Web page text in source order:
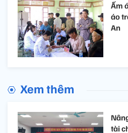
Ấm
áo
An
Xem thêm
tài